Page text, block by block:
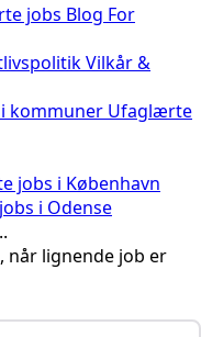
jobs Blog For
Vilkår &
kommuner Ufaglærte
jobs i København
i Odense
når lignende job er